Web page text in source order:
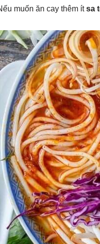
muốn ăn cay thêm ítsa